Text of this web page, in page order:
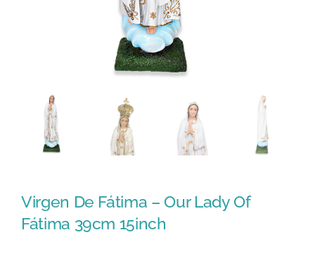
Virgen De Fátima – Our Lady Of
Fátima 39cm 15inch